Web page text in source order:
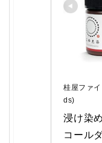
桂屋ファ
ds)
浸け染
コール